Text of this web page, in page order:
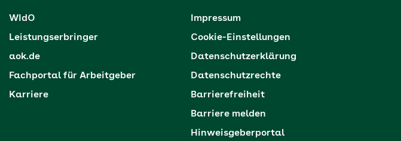
WIdO
Leistungserbringer
aok.de
Fachportal für Arbeitgeber
Karriere
Impressum
Cookie-Einstellungen
Datenschutzerklärung
Datenschutzrechte
Barrierefreiheit
Barriere melden
Hinweisgeberportal